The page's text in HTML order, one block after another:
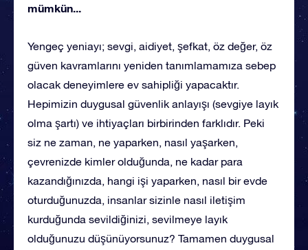
mümkün...
Yengeç yeniayı; sevgi, aidiyet, şefkat, öz değer, öz
güven kavramlarını yeniden tanımlamamıza sebep
olacak deneyimlere ev sahipliği yapacaktır.
Hepimizin duygusal güvenlik anlayışı (sevgiye layık
olma şartı) ve ihtiyaçları birbirinden farklıdır. Peki
siz ne zaman, ne yaparken, nasıl yaşarken,
çevrenizde kimler olduğunda, ne kadar para
kazandığınızda, hangi işi yaparken, nasıl bir evde
oturduğunuzda, insanlar sizinle nasıl iletişim
kurduğunda sevildiğinizi, sevilmeye layık
olduğunuzu düşünüyorsunuz? Tamamen duygusal